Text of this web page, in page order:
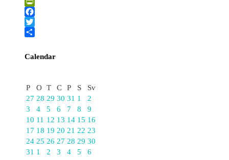
PrintFriendly
Facebook
Twitter
Calendar
P
O T C P S
Sv
27 28 29 30 31 1
2
3
4 5 6 7 8
9
10 11 12 13 14 15 16
17 18 19 20 21 22 23
24 25 26 27 28 29 30
31 1 2 3 4 5 6